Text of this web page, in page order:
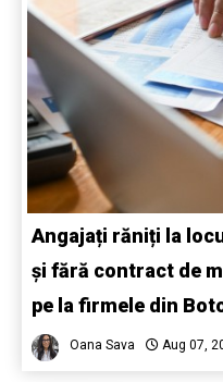
Angajați răniți la
și fără contract de
pe la firmele din
Oana Sava Aug 07,